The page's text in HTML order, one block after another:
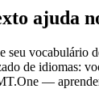
ajuda
seu vocabulário
de idiomas:
—